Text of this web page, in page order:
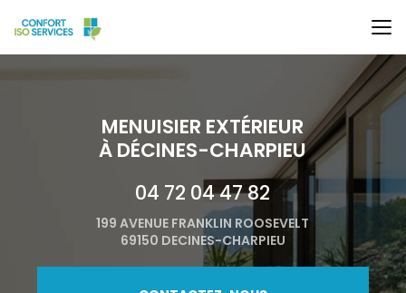
au
principal
MENUISIER EXTÉRIEUR
À DÉCINES-CHARPIEU
04 72 04 47 82
199 AVENUE FRANKLIN ROOSEVELT
69150 DECINES-CHARPIEU